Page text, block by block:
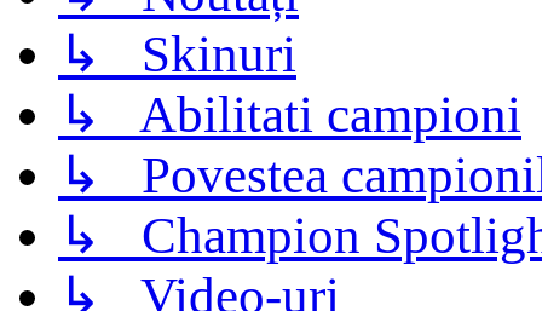
↳ Skinuri
↳ Abilitati campioni
↳ Povestea
↳ Champion
↳ Video-uri